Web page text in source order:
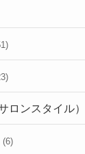
ロンスタイル）
(6)